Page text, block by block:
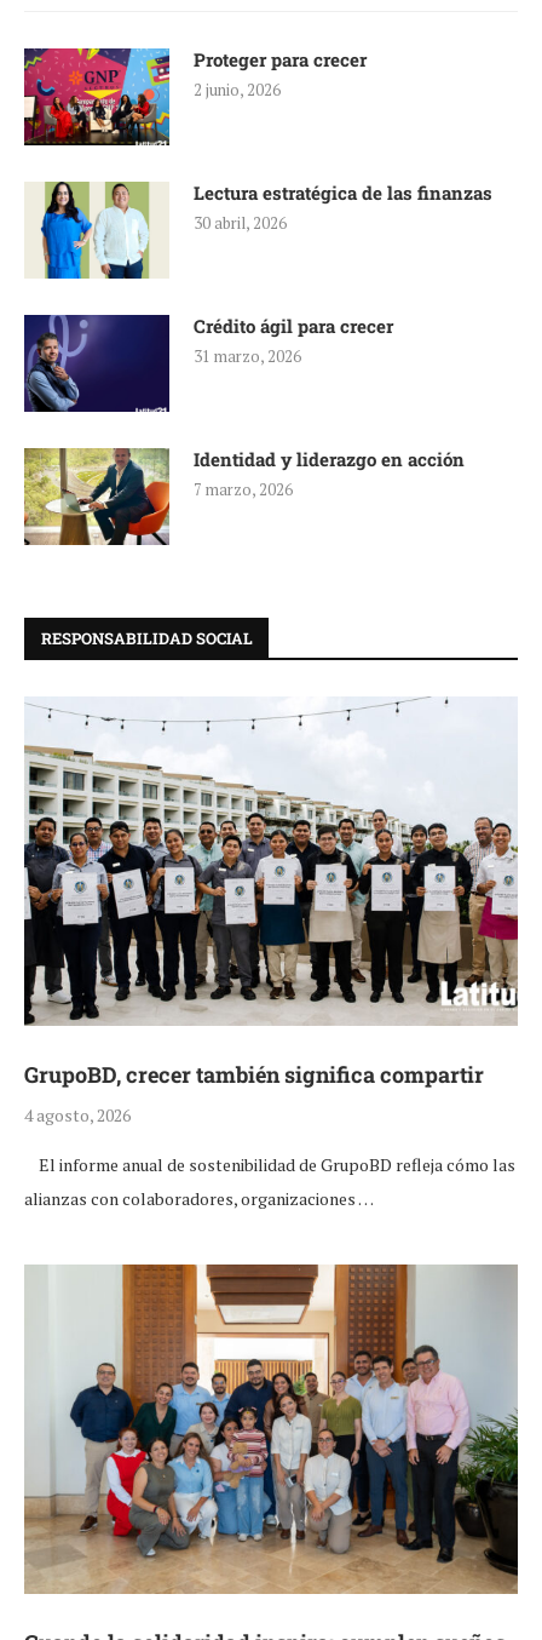
Proteger para crecer
2 junio, 2026
Lectura estratégica de las finanzas
30 abril, 2026
Crédito ágil para crecer
31 marzo, 2026
Identidad y liderazgo en acción
7 marzo, 2026
RESPONSABILIDAD SOCIAL
GrupoBD, crecer también significa compartir
4 agosto, 2026
El informe anual de sostenibilidad de GrupoBD refleja cómo las
alianzas con colaboradores, organizaciones …